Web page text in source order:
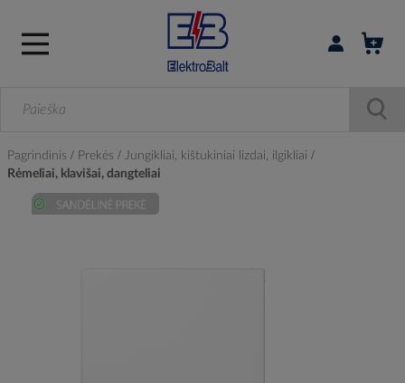
Prisijungti /
Pagrindinis Prekės
Jungikliai, kištukiniai lizdai, ilgikliai
Rėmeliai, klavišai, dangteliai